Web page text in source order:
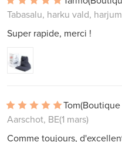
Tabasalu, harku vald,
Super rapide, merci !
Tom
Aarschot, BE(1 mars)
Comme toujours,